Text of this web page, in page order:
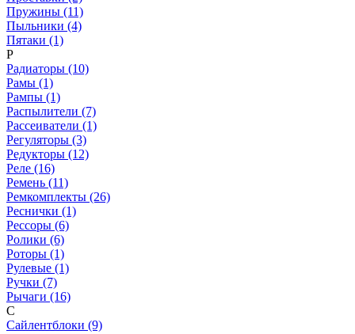
Пружины (11)
Пыльники (4)
Пятаки (1)
Р
Радиаторы (10)
Рамы (1)
Рампы (1)
Распылители (7)
Рассеиватели (1)
Регуляторы (3)
Редукторы (12)
Реле (16)
Ремень (11)
Ремкомплекты (26)
Реснички (1)
Рессоры (6)
Ролики (6)
Роторы (1)
Рулевые (1)
Ручки (7)
Рычаги (16)
С
Сайлентблоки (9)